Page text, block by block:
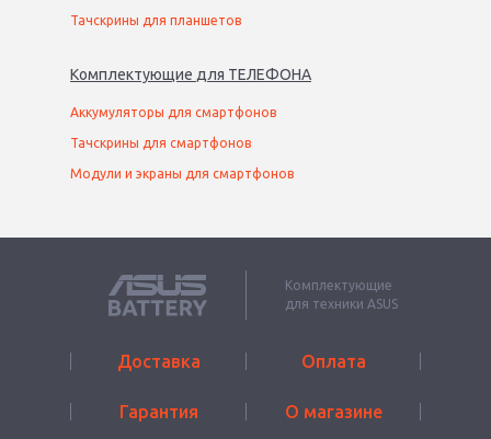
Тачскрины для планшетов
Комплектующие для ТЕЛЕФОНА
Аккумуляторы для смартфонов
Тачскрины для смартфонов
Модули и экраны для смартфонов
Комплектующие
для техники ASUS
Доставка Оплата
Гарантия О магазине